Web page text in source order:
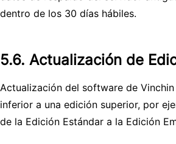
dentro de los 30 días hábiles.
5.6. Actualización de
Actualización del software de
inferior a una edición superior, por
de la Edición Estándar a la Edición